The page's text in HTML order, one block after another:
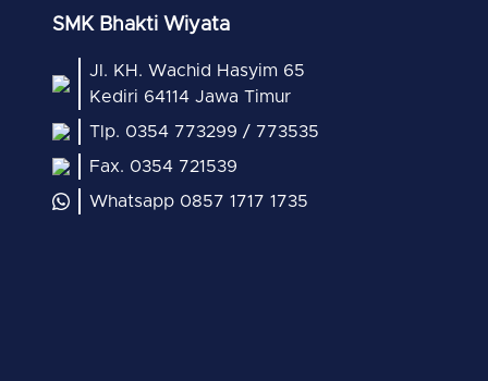
SMK Bhakti Wiyata
Jl. KH. Wachid Hasyim 65
Kediri 64114 Jawa Timur
Tlp. 0354 773299 / 773535
Fax. 0354 721539
Whatsapp 0857 1717 1735